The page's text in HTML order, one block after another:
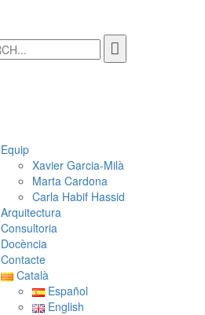
Equip
Xavier Garcia-Milà
Marta Cardona
Carla Habif Hassid
Arquitectura
Consultoria
Docència
Contacte
Català
Español
English